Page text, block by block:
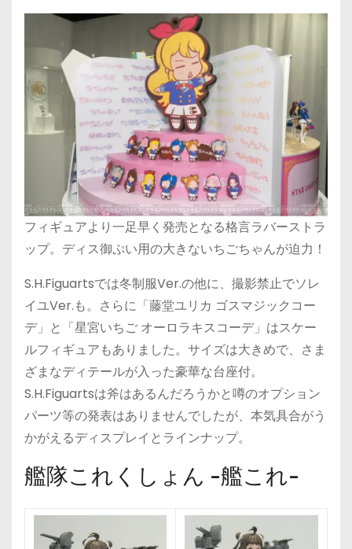
フィギュアより一足早く発売となる格言ラバーストラ
ップ。ディス御ぷい用の大きないちごちゃんが迫力！
S.H.Figuartsでは冬制服Ver.の他に、撮影禁止でソレ
イユVer.も。さらに「藤堂ユリカ ゴスマジックコー
デ」と「星宮いちご オーロラキスコーデ」はスケー
ルフィギュアもありました。サイズは大きめで、さま
ざまなディテールが入った豪華な台座付。
S.H.Figuartsは斧はあるんだろうかと噂のオプション
パーツ等の発表はありませんでしたが、本気具合がう
かがえるディスプレイとラインナップ。
艦隊これくしょん -艦これ-